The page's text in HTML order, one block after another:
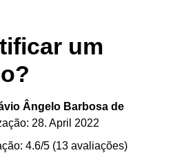
um
Ângelo Barbosa de
28. April 2022
4.6/5 (13 avaliações)